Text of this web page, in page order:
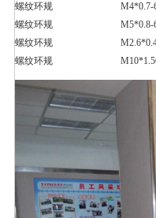
螺纹环规
M4*0.7-
螺纹环规
M5*0.8-
螺纹环规
螺纹环规